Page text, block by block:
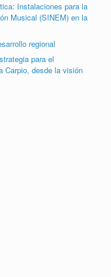
Instalaciones para la
Musical (SINEM) en la
regional
para el
Carpio, desde la visión